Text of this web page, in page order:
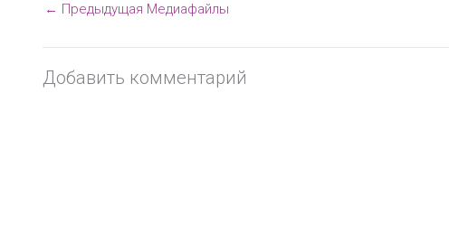
← Предыдущая Медиафайлы
Добавить комментарий